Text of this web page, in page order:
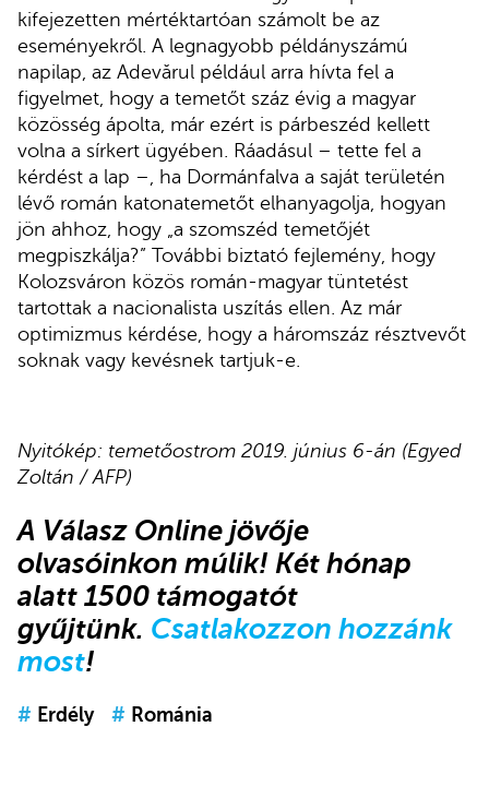
kifejezetten mértéktartóan számolt be az
eseményekről. A legnagyobb példányszámú
napilap, az Adevărul például arra hívta fel a
figyelmet, hogy a temetőt száz évig a magyar
közösség ápolta, már ezért is párbeszéd kellett
volna a sírkert ügyében. Ráadásul – tette fel a
kérdést a lap –, ha Dormánfalva a saját területén
lévő román katonatemetőt elhanyagolja, hogyan
jön ahhoz, hogy „a szomszéd temetőjét
megpiszkálja?” További biztató fejlemény, hogy
Kolozsváron közös román-magyar tüntetést
tartottak a nacionalista uszítás ellen. Az már
optimizmus kérdése, hogy a háromszáz résztvevőt
soknak vagy kevésnek tartjuk-e.
Nyitókép: temetőostrom 2019. június 6-án (Egyed
Zoltán / AFP)
A Válasz Online jövője
olvasóinkon múlik! Két hónap
alatt 1500 támogatót
gyűjtünk. Csatlakozzon hozzánk
most!
# Erdély # Románia